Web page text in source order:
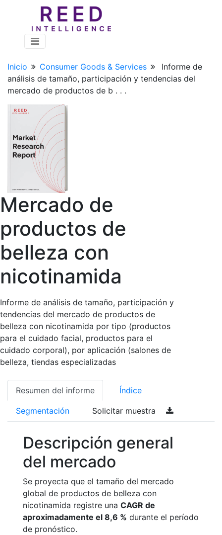
Inicio Consumer Goods & Services
Informe de
análisis de tamaño, participación y tendencias del
mercado de productos de b . . .
Mercado de
productos de
belleza con
nicotinamida
Informe de análisis de tamaño, participación y
tendencias del mercado de productos de
belleza con nicotinamida por tipo (productos
para el cuidado facial, productos para el
cuidado corporal), por aplicación (salones de
belleza, tiendas especializadas
Resumen del informe Índice
Segmentación Solicitar muestra
Descripción general
del mercado
Se proyecta que el tamaño del mercado
global de productos de belleza con
nicotinamida registre una CAGR de
aproximadamente el 8,6 % durante el período
de pronóstico.